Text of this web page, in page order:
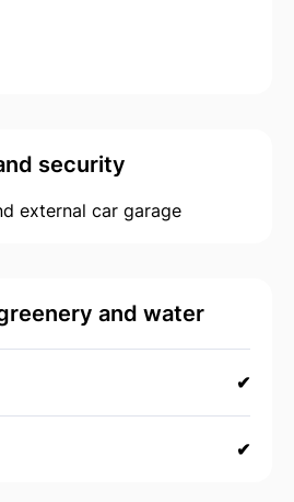
security
external car garage
and water
✔
✔